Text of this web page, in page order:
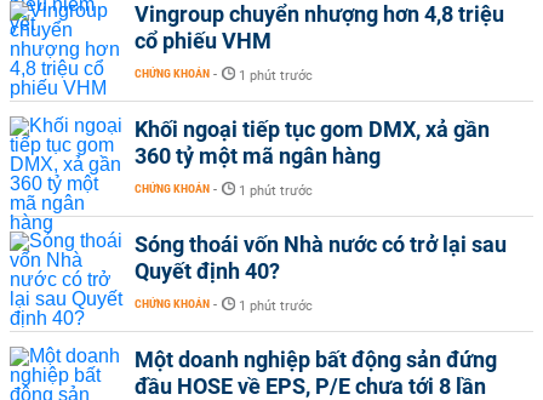
Vingroup chuyển nhượng hơn 4,8 triệu
cổ phiếu VHM
CHỨNG KHOÁN - 1 phút trước
Khối ngoại tiếp tục gom DMX, xả gần
360 tỷ một mã ngân hàng
CHỨNG KHOÁN - 1 phút trước
Sóng thoái vốn Nhà nước có trở lại sau
Quyết định 40?
CHỨNG KHOÁN - 1 phút trước
Một doanh nghiệp bất động sản đứng
đầu HOSE về EPS, P/E chưa tới 8 lần